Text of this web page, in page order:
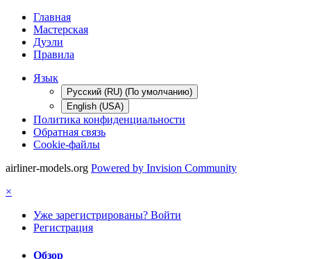
Главная
Мастерская
Дуэли
Правила
Язык
Русский (RU) (По умолчанию)
English (USA)
Политика конфиденциальности
Обратная связь
Cookie-файлы
airliner-models.org Powered by Invision Community
×
Уже зарегистрированы? Войти
Регистрация
Обзор